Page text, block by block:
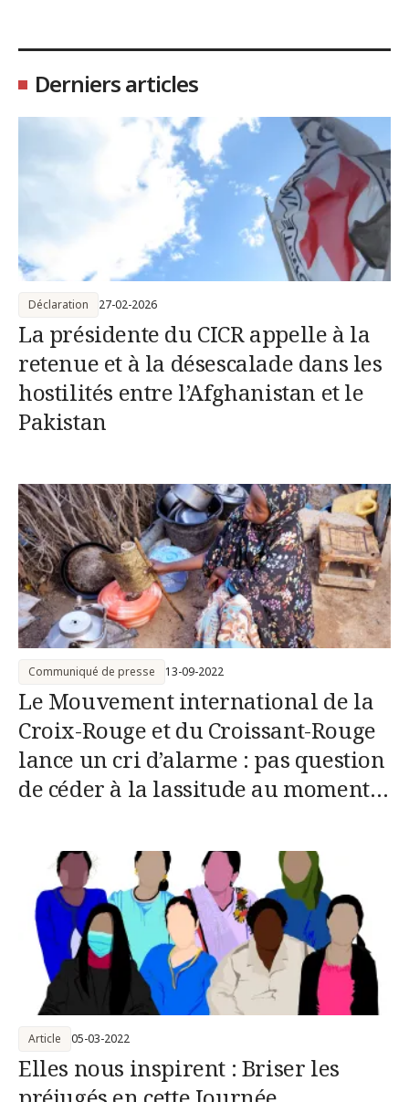
Derniers articles
La présidente du CICR appelle à la
retenue et à la désescalade dans les
hostilités entre l’Afghanistan et le
Pakistan
Déclaration 27-02-2026
Le Mouvement international de la
Croix-Rouge et du Croissant-Rouge
lance un cri d’alarme : pas question
de céder à la lassitude au moment
le monde
Communiqué de presse 13-09-2022
Elles nous inspirent : Briser les
Article 05-03-2022